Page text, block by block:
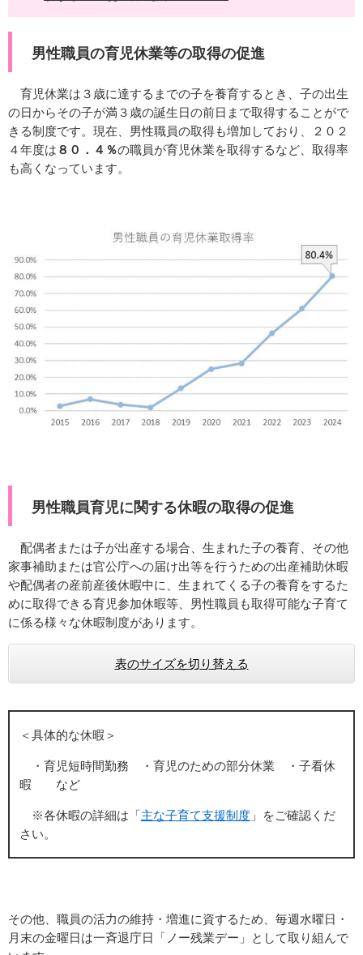
男性職員の育児休業等の取得の促進
育児休業は３歳に達するまでの子を養育するとき、子の出生
の日からその子が満３歳の誕生日の前日まで取得することがで
きる制度です。現在、男性職員の取得も増加しており、２０２
４年度は ８０．４％の職員が育児休業を取得するなど、取得率
も高くなっています。
男性職員育児に関する休暇の取得の促進
配偶者または子が出産する場合、生まれた子の養育、その他
家事補助または官公庁への届け出等を行うための出産補助休暇
や配偶者の産前産後休暇中に、生まれてくる子の養育をするた
めに取得できる育児参加休暇等、男性職員も取得可能な子育て
に係る様々な休暇制度があります。
表のサイズを切り替える
＜具体的な休暇＞
・育児短時間勤務 ・育児のための部分休業 ・子看休
暇 など
※各休暇の詳細は「主な子育て支援制度」をご確認くだ
さい。
その他、職員の活力の維持・増進に資するため、毎週水曜日・
月末の金曜日は一斉退庁日「ノー残業デー」として取り組んで